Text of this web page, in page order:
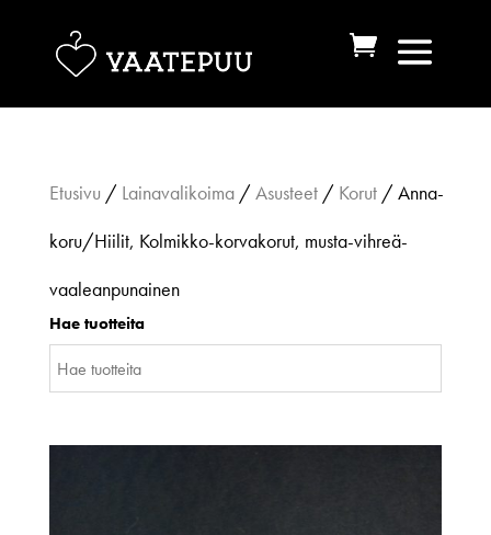
Etusivu / Lainavalikoima/Asusteet/ Korut/ Anna-
koru/Hiilit, Kolmikko-korvakorut, musta-vihreä-
vaaleanpunainen
Hae tuotteita